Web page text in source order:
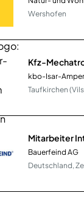
Wershofen
Kfz-
Taufkirchen
Bauerfeind AG
Deutschland,